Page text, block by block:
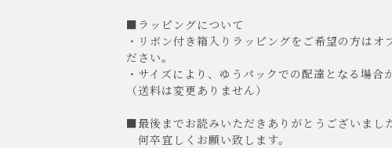
■ラッピングについて
・リボン付き箱入りラッピングをご希望の方はオ
ださい。
・サイズにより、ゆうパックでの配達となる場合
（送料は変更ありません）
■最後までお読みいただきありがとうございました
何卒宜しくお願い致します。